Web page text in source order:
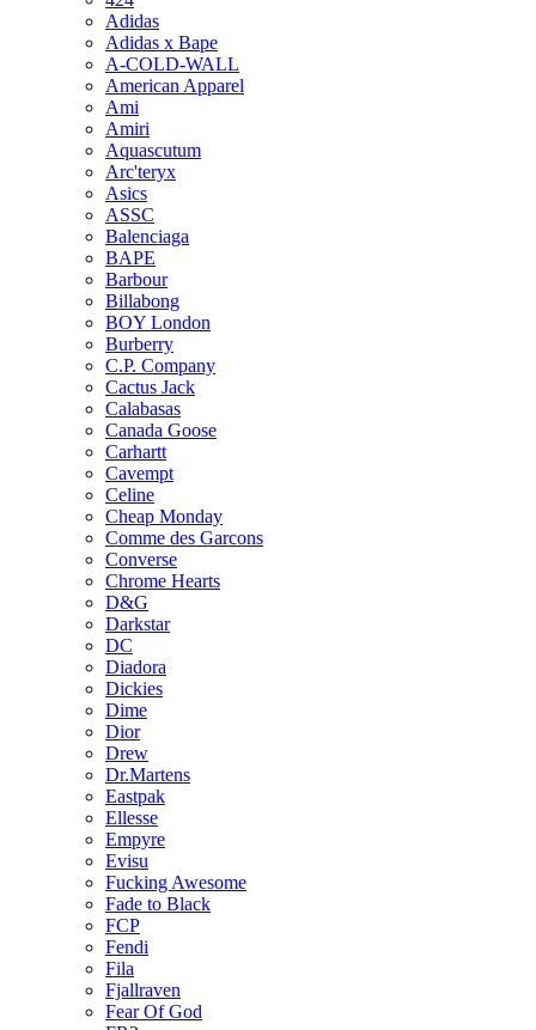
Adidas
Adidas x Bape
A-COLD-WALL
American Apparel
Ami
Amiri
Aquascutum
Arc'teryx
Asics
ASSC
Balenciaga
BAPE
Barbour
Billabong
BOY London
Burberry
C.P. Company
Cactus Jack
Calabasas
Canada Goose
Carhartt
Cavempt
Celine
Cheap Monday
Comme des Garcons
Converse
Chrome Hearts
D&G
Darkstar
DC
Diadora
Dickies
Dime
Dior
Drew
Dr.Martens
Eastpak
Ellesse
Empyre
Evisu
Fucking Awesome
Fade to Black
FCP
Fendi
Fila
Fjallraven
Fear Of God